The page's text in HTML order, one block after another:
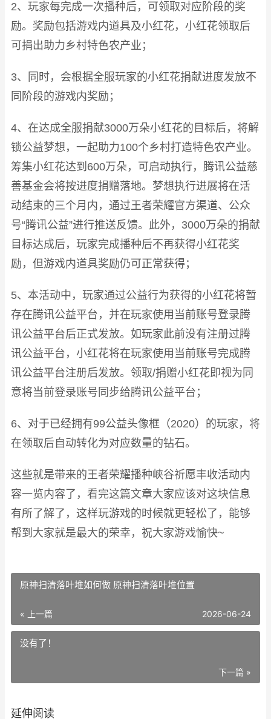
2、玩家每完成一次播种后，可领取对应阶段的奖
励。奖励包括游戏内道具及小红花，小红花领取后
可捐出助力乡村特色农产业；
3、同时，会根据全服玩家的小红花捐献进度发放不
同阶段的游戏内奖励；
4、在达成全服捐献3000万朵小红花的目标后，将解
锁公益梦想，一起助力100个乡村打造特色农产业。
筹集小红花达到600万朵，可启动执行，腾讯公益慈
善基金会将按进度捐赠落地。梦想执行进展将在活
动结束的三个月内，通过王者荣耀官方渠道、公众
号“腾讯公益”进行推送反馈。此外，3000万朵的捐献
目标达成后，玩家完成播种后不再获得小红花奖
励，但游戏内道具奖励仍可正常获得；
5、本活动中，玩家通过公益行为获得的小红花将暂
存在腾讯公益平台，并在玩家使用当前账号登录腾
讯公益平台后正式发放。如玩家此前没有注册过腾
讯公益平台，小红花将在玩家使用当前账号完成腾
讯公益平台注册后发放。领取/捐赠小红花即视为同
意将当前登录账号同步给腾讯公益平台；
6、对于已经拥有99公益头像框（2020）的玩家，将
在领取后自动转化为对应数量的钻石。
这些就是带来的王者荣耀播种峡谷祈愿丰收活动内
容一览内容了，看完这篇文章大家应该对这块信息
有所了解了，这样玩游戏的时候就更轻松了，能够
帮到大家就是最大的荣幸，祝大家游戏愉快~
原神扫清落叶堆如何做 原神扫清落叶堆位置
« 上一篇 2026-06-24
没有了！
下一篇 »
延伸阅读